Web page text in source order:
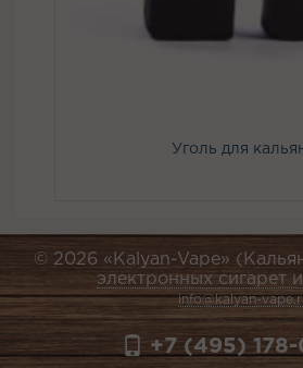
Уголь для
© 2026 «Kalyan-Vape»
электронных сигарет
info@kalyan-
+7 (495)